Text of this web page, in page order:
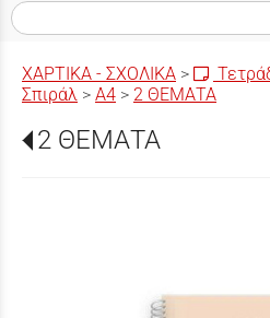
ΧΑΡΤΙΚΑ - ΣΧΟΛΙΚΑ >
Σπιράλ > Α4 > 2 ΘΕΜΑΤΑ
2 ΘΕΜΑΤΑ